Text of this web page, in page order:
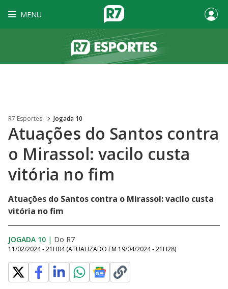
MENU
R7 Esportes Jogada 10
Atuações do Santos contra
o Mirassol: vacilo custa
vitória no fim
Atuações do Santos contra o Mirassol: vacilo custa
vitória no fim
JOGADA 10 | Do R7
11/02/2024 - 21H04 (ATUALIZADO EM 19/04/2024 - 21H28)